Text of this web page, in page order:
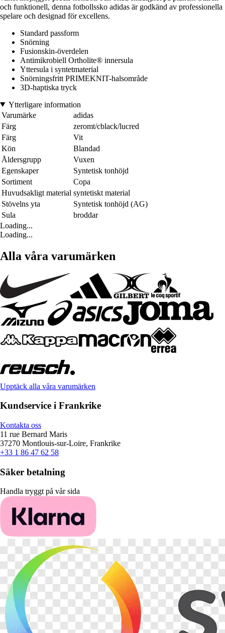
och funktionell, denna fotbollssko adidas är godkänd av professionella
spelare och designad för excellens.
Standard passform
Snörning
Fusionskin-överdelen
Antimikrobiell Ortholite® innersula
Yttersula i syntetmaterial
Snörningsfritt PRIMEKNIT-halsområde
3D-haptiska tryck
Ytterligare information
Varumärke
adidas
Färg
zeromt/cblack/lucred
Färg
Vit
Kön
Blandad
Åldersgrupp
Vuxen
Egenskaper
Syntetisk tonhöjd
Sortiment
Copa
Huvudsakligt material syntetiskt material
Stövelns yta
Syntetisk tonhöjd (AG)
Sula
broddar
Loading...
Loading...
Alla våra varumärken
Upptäck alla våra varumärken
Kundservice i Frankrike
Kontakta oss
11 rue Bernard Maris
37270 Montlouis-sur-Loire, Frankrike
+33 1 86 47 62 58
Säker betalning
Handla tryggt på vår sida